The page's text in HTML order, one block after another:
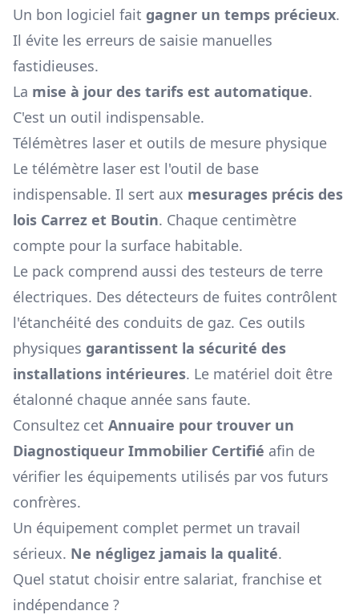
Un bon logiciel fait gagner un temps précieux.
Il évite les erreurs de saisie manuelles
fastidieuses.
La mise à jour des tarifs est automatique.
C'est un outil indispensable.
Télémètres laser et outils de mesure physique
Le télémètre laser est l'outil de base
indispensable. Il sert aux mesurages précis des
lois Carrez et Boutin. Chaque centimètre
compte pour la surface habitable.
Le pack comprend aussi des testeurs de terre
électriques. Des détecteurs de fuites contrôlent
l'étanchéité des conduits de gaz. Ces outils
physiques garantissent la sécurité des
installations intérieures. Le matériel doit être
étalonné chaque année sans faute.
Consultez cet Annuaire pour trouver un
Diagnostiqueur Immobilier Certifié afin de
vérifier les équipements utilisés par vos futurs
confrères.
Un équipement complet permet un travail
sérieux. Ne négligez jamais la qualité.
Quel statut choisir entre salariat, franchise et
indépendance ?